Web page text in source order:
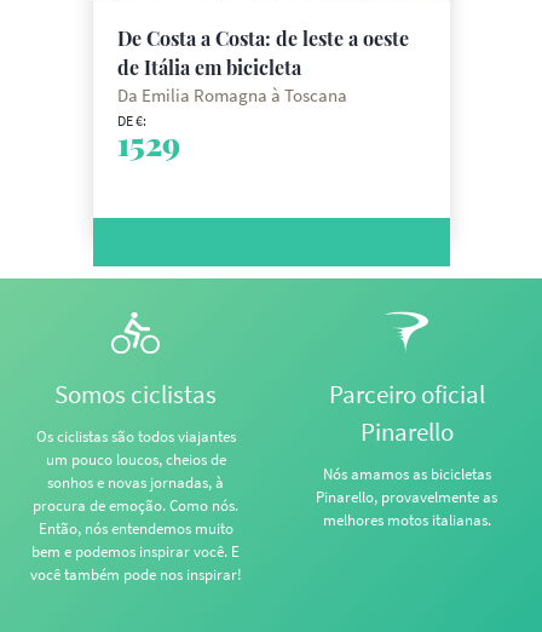
De Costa a Costa: de leste a oeste
de Itália em bicicleta
Da Emilia Romagna à Toscana
DE €:
1529
Somos ciclistas
Os ciclistas são todos viajantes
um pouco loucos, cheios de
sonhos e novas jornadas, à
procura de emoção. Como nós.
Então, nós entendemos muito
bem e podemos inspirar você. E
você também pode nos inspirar!
Parceiro oficial
Pinarello
Nós amamos as bicicletas
Pinarello, provavelmente as
melhores motos italianas.